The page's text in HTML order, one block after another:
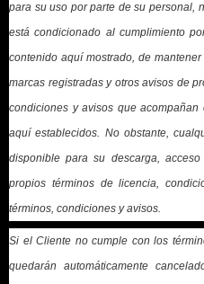
para su uso por parte de su personal,
está condicionado al cumplimiento
contenido aquí mostrado, de
marcas registradas y otros avisos de
condiciones y avisos que
aquí establecidos. No obstante,
disponible para su descarga,
propios términos de licencia,
términos, condiciones y avisos.
Si el Cliente no cumple con los
quedarán automáticamente